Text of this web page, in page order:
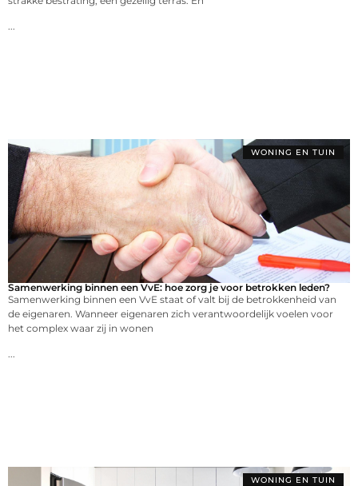
...
WONING EN TUIN
Samenwerking binnen een VvE: hoe zorg je voor betrokken leden?
Samenwerking binnen een VvE staat of valt bij de betrokkenheid van
de eigenaren. Wanneer eigenaren zich verantwoordelijk voelen voor
het complex waar zij in wonen
...
WONING EN TUIN